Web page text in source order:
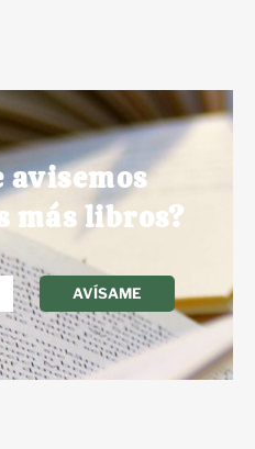
avisemos
más libros?
AVÍSAME